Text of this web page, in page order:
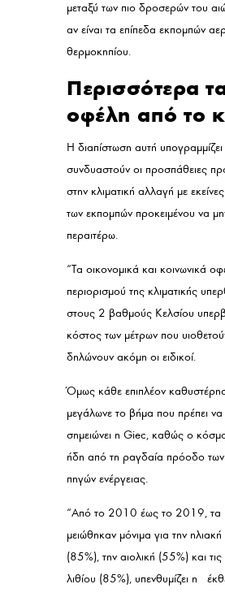
μεταξύ των πιο δροσερών του
αν είναι τα επίπεδα εκπομπών
θερμοκηπίου.
Περισσότερα
οφέλη από το
Η διαπίστωση αυτή
συνδυαστούν οι προσπάθειες
στην κλιματική αλλαγή με
των εκπομπών προκειμένου να
περαιτέρω.
“Τα οικονομικά και κοινωνικά
περιορισμού της κλιματικής
στους 2 βαθμούς Κελσίου
κόστος των μέτρων που
δηλώνουν ακόμη οι ειδικοί.
Όμως κάθε επιπλέον
μεγάλωνε το βήμα που πρέπει
σημειώνει η Giec, καθώς ο
ήδη από τη ραγδαία πρόοδο
πηγών ενέργειας.
“Από το 2010 έως το 2019, τα
μειώθηκαν μόνιμα για την ηλιακή
(85%), την αιολική (55%) και τις
λιθίου (85%), υπενθυμίζει η